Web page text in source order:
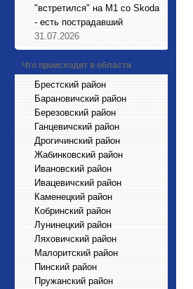
"встретился" на М1 со Skoda
- есть пострадавший
31.07.2026
Что происходит в области
Брестский район
Барановичский район
Березовский район
Ганцевичский район
Дрогичинский район
Жабинковский район
Ивановский район
Ивацевичский район
Каменецкий район
Кобринский район
Лунинецкий район
Ляховичский район
Малоритский район
Пинский район
Пружанский район